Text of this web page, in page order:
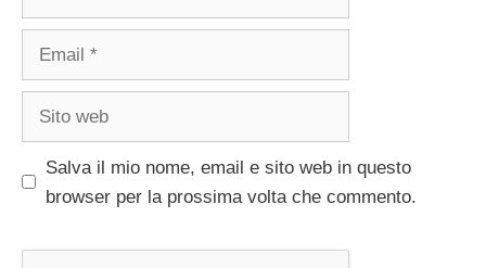
Salva il mio nome, email e sito web in questo
browser per la prossima volta che commento.